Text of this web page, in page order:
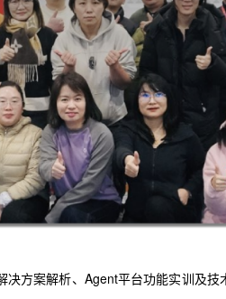
方案解析、Agent平台功能实训及